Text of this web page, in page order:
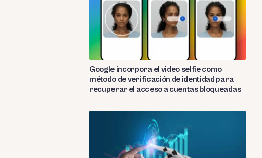
Google incorpora el video selfie como
método de verificación de identidad para
recuperar el acceso a cuentas bloqueadas